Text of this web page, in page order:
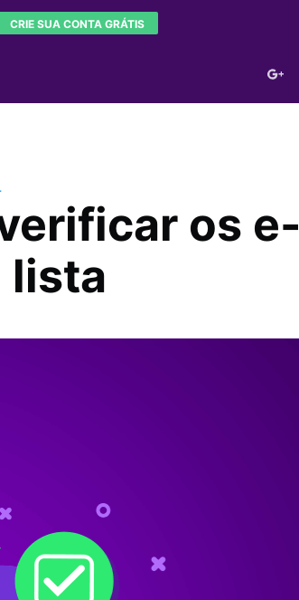
CRIE SUA CONTA GRÁTIS
os e-
lista